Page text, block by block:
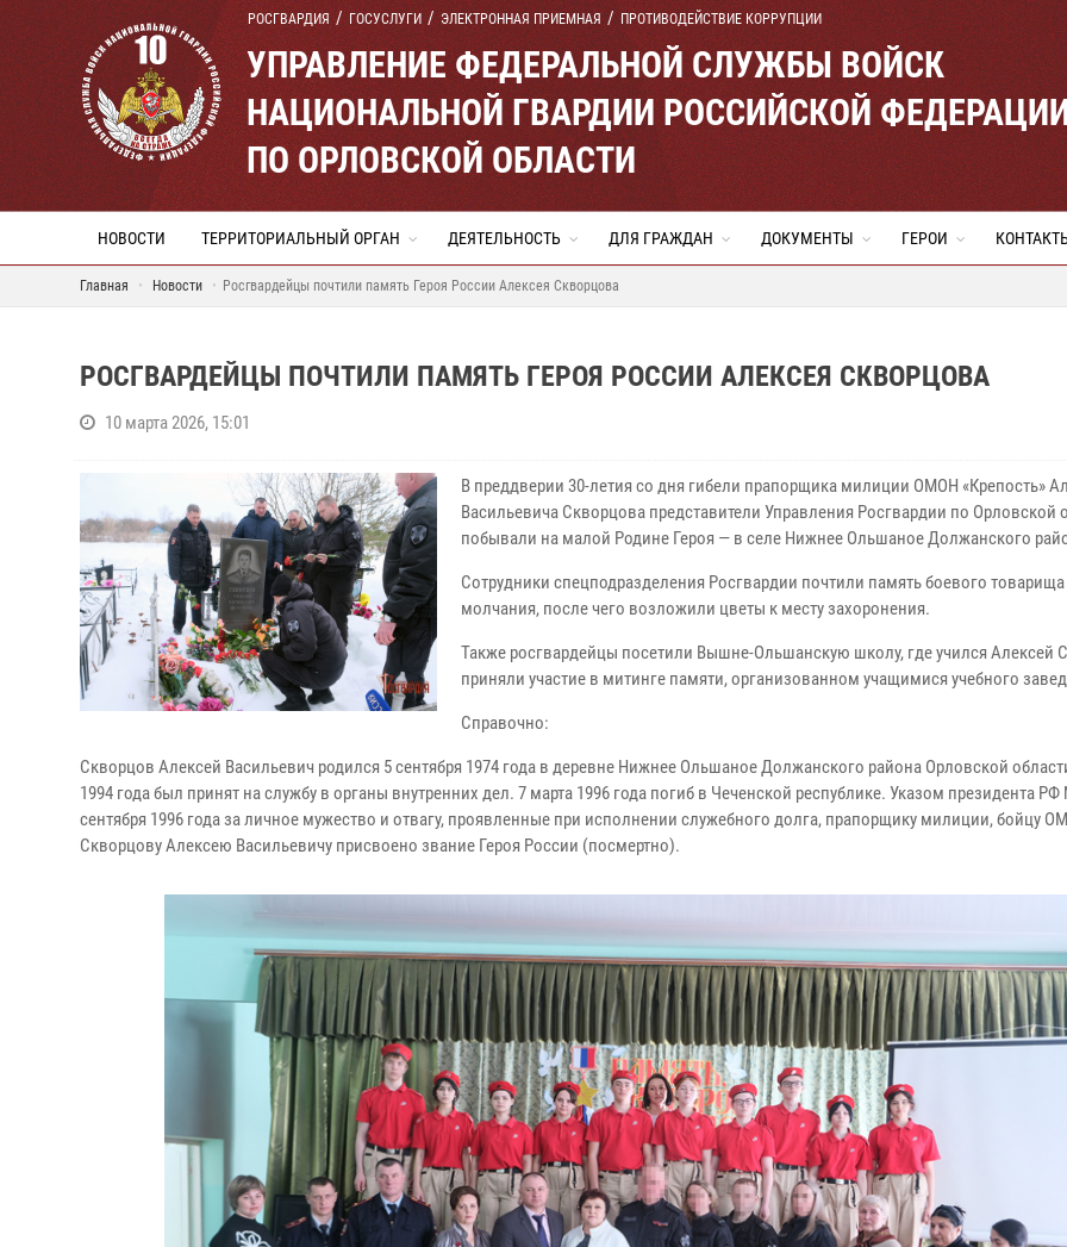
РОСГВАРДИЯ ГОСУСЛУГИ ЭЛЕКТРОННАЯ ПРИЕМНАЯ ПРОТИВОДЕЙСТВИЕ КОРРУПЦИИ
УПРАВЛЕНИЕ ФЕДЕРАЛЬНОЙ СЛУЖБЫ ВОЙСК
НАЦИОНАЛЬНОЙ ГВАРДИИ РОССИЙСКОЙ
ПО ОРЛОВСКОЙ ОБЛАСТИ
НОВОСТИ ТЕРРИТОРИАЛЬНЫЙ ОРГАН ДЕЯТЕЛЬНОСТЬ ДЛЯ ГРАЖДАН ДОКУМЕНТЫ ГЕРОИ
Главная Новости Росгвардейцы почтили память Героя России Алексея Скворцова
РОСГВАРДЕЙЦЫ ПОЧТИЛИ ПАМЯТЬ ГЕРОЯ РОССИИ АЛЕКСЕЯ СКВОРЦОВА
10 марта 2026, 15:01
В преддверии 30-летия со дня гибели прапорщика милиции ОМОН «Крепость»
Васильевича Скворцова представители Управления Росгвардии по Орловской
побывали на малой Родине Героя — в селе Нижнее Ольшаное Должанского
Сотрудники спецподразделения Росгвардии почтили память боевого
молчания, после чего возложили цветы к месту захоронения.
Также росгвардейцы посетили Вышне-Ольшанскую школу, где учился Алексей
приняли участие в митинге памяти, организованном учащимися учебного
Справочно:
Скворцов Алексей Васильевич родился 5 сентября 1974 года в деревне Нижнее Ольшаное Должанского района Орловской
1994 года был принят на службу в органы внутренних дел. 7 марта 1996 года погиб в Чеченской республике. Указом президента РФ
сентября 1996 года за личное мужество и отвагу, проявленные при исполнении служебного долга, прапорщику милиции, бойцу
Скворцову Алексею Васильевичу присвоено звание Героя России (посмертно).